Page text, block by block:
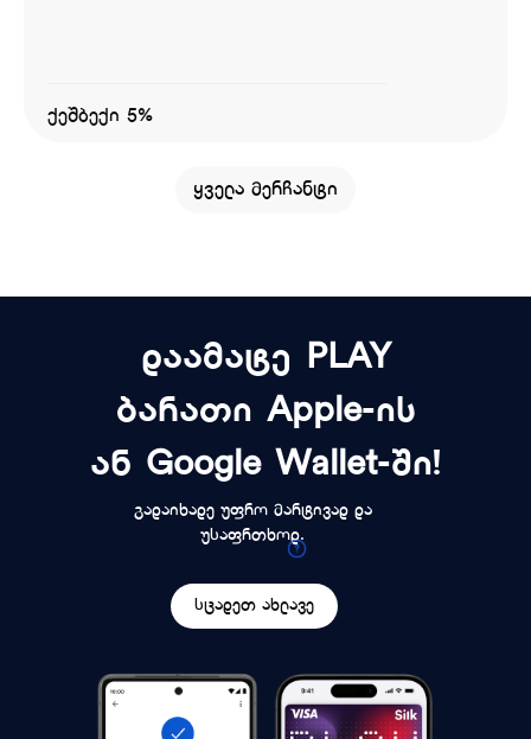
ქეშბექი 5%
ყველა მერჩანტი
დაამატე PLAY
ბარათი Apple-ის
ან Google Wallet-ში!
გადაიხადე უფრო მარტივად და
უსაფრთხოდ.
სცადეთ ახლავე